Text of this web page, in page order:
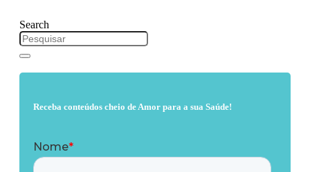
Search
Receba conteúdos cheio de Amor para a sua Saúde!